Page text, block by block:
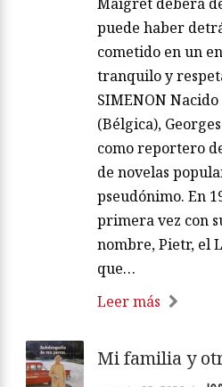
puede haber
cometido en un
tranquilo y
SIMENON
(Bélgica),
como reportero
de novelas
pseudónimo. En
primera vez con
nombre, Pietr, el
que…
Leer más
Mi familia y